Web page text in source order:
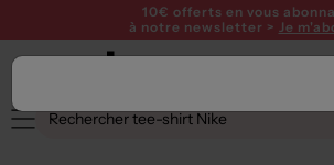
10€ offerts en vous
à notre newsletter > Je